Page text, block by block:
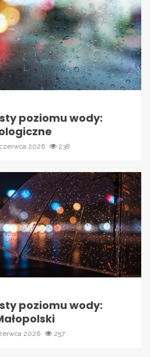
poziomu wody:
2026 238
poziomu wody:
2026 257